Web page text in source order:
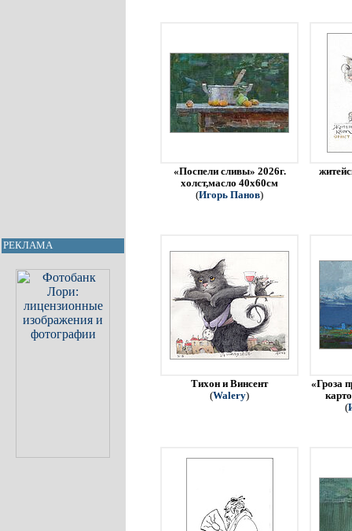
РЕКЛАМА
«Поспели сливы» 2026г.
холст,масло 40х60см
(Игорь Панов)
Тихон и Винсент
(Walery)
«Гроза
(